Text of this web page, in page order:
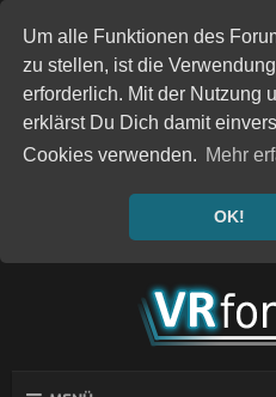
Um alle Funktionen des
zu stellen, ist die
erforderlich. Mit der Nutzung
erklärst Du Dich damit
Cookies verwenden. Mehr
OK!